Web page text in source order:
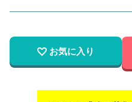
お気に入り